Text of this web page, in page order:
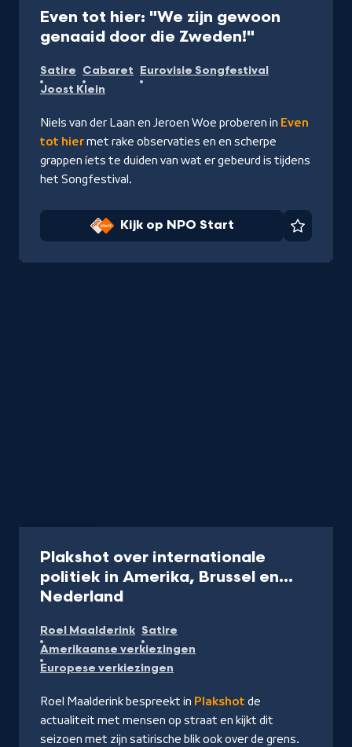
Even tot hier: "We zijn gewoon
genaaid door die Zweden!"
op
Start
Satire Cabaret Eurovisie Songfestival
Joost Klein
Niels van der Laan en Jeroen Woe proberen in Even
tot hiermet rake observaties en en scherpe
grappen íets te duiden van wat er gebeurd is tijdens
het Songfestival.
Kijk op NPO Start
Plakshot over internationale
politiek in Amerika, Brussel en...
Nederland-
op
NPO
Start
Roel Maalderink Satire
Amerikaanse verkiezingen
Europese verkiezingen
Roel Maalderink bespreekt in Plakshot de
actualiteit met mensen op straat en kijkt dit
seizoen met zijn satirische blik ook over de grens.